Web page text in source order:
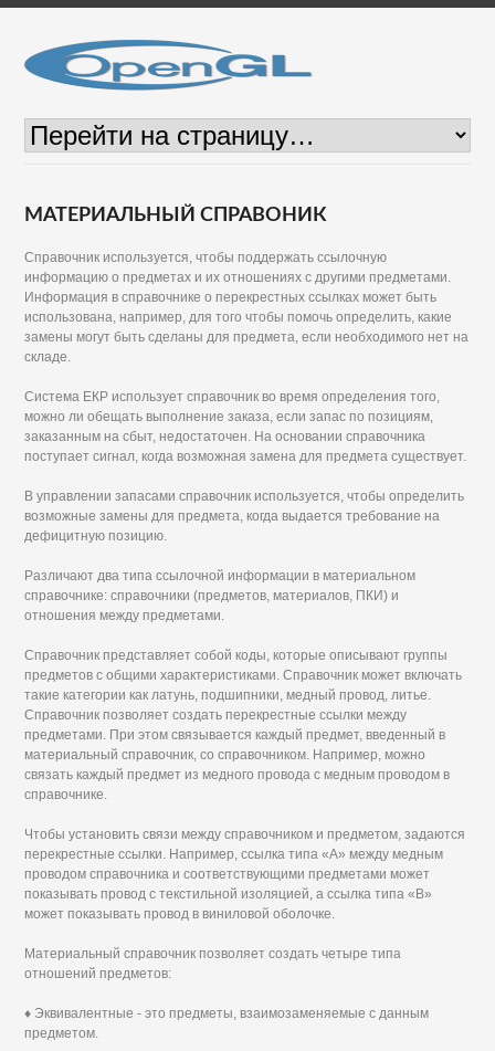
МАТЕРИАЛЬНЫЙ СПРАВОНИК
Справочник используется, чтобы поддержать ссылочную
информацию о предметах и их отношениях с другими предметами.
Информация в справочнике о перекрестных ссылках может быть
использована, например, для того чтобы помочь определить, какие
замены могут быть сделаны для предмета, если необходимого нет на
складе.
Система ЕКР использует справочник во время определения того,
можно ли обещать выполнение заказа, если запас по позициям,
заказанным на сбыт, недостаточен. На основании справочника
поступает сигнал, когда возможная замена для предмета существует.
В управлении запасами справочник используется, чтобы определить
возможные замены для предмета, когда выдается требование на
дефицитную позицию.
Различают два типа ссылочной информации в материальном
справочнике: справочники (предметов, материалов, ПКИ) и
отношения между предметами.
Справочник представляет собой коды, которые описывают группы
предметов с общими характеристиками. Справочник может включать
такие категории как латунь, подшипники, медный провод, литье.
Справочник позволяет создать перекрестные ссылки между
предметами. При этом связывается каждый предмет, введенный в
материальный справочник, со справочником. Например, можно
связать каждый предмет из медного провода с медным проводом в
справочнике.
Чтобы установить связи между справочником и предметом, задаются
перекрестные ссылки. Например, ссылка типа «А» между медным
проводом справочника и соответствующими предметами может
показывать провод с текстильной изоляцией, а ссылка типа «В»
может показывать провод в виниловой оболочке.
Материальный справочник позволяет создать четыре типа
отношений предметов:
♦ Эквивалентные - это предметы, взаимозаменяемые с данным
предметом.